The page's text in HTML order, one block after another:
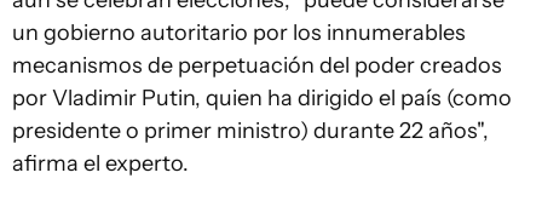
un gobierno autoritario por los innumerables
mecanismos de perpetuación del poder creados
por Vladimir Putin, quien ha dirigido el país (como
presidente o primer ministro) durante 22 años",
afirma el experto.